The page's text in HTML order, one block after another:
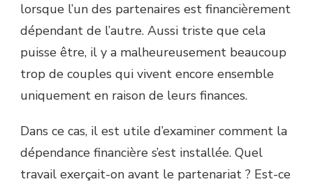
lorsque l’un des partenaires est financièrement
dépendant de l’autre. Aussi triste que cela
puisse être, il y a malheureusement beaucoup
trop de couples qui vivent encore ensemble
uniquement en raison de leurs finances.
Dans ce cas, il est utile d’examiner comment la
dépendance financière s’est installée. Quel
travail exerçait-on avant le partenariat ? Est-ce